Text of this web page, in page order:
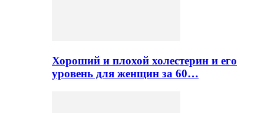
Хороший и плохой холестерин и его
уровень для женщин за 60…